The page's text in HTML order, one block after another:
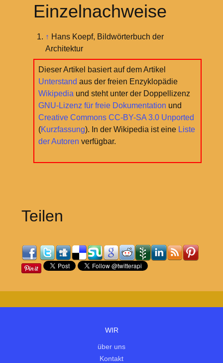
Einzelnachweise
↑ Hans Koepf, Bildwörterbuch der
Architektur
Dieser Artikel basiert auf dem Artikel
Unterstand aus der freien Enzyklopädie
Wikipedia und steht unter der Doppellizenz
GNU-Lizenz für freie Dokumentation und
Creative Commons CC-BY-SA 3.0 Unported
(Kurzfassung). In der Wikipedia ist eine Liste
der Autoren verfügbar.
Teilen
WIR
über uns
Kontakt